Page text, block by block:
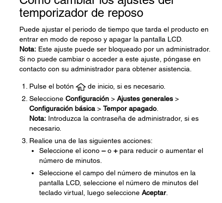
temporizador de reposo
Puede ajustar el periodo de tiempo que tarda el producto en
entrar en modo de reposo y apagar la pantalla LCD.
Nota: Este ajuste puede ser bloqueado por un administrador.
Si no puede cambiar o acceder a este ajuste, póngase en
contacto con su administrador para obtener asistencia.
Pulse el botón
de inicio, si es necesario.
Seleccione Configuración > Ajustes generales >
Configuración básica > Tempor apagado
Nota: Introduzca la contraseña de administrador, si es
necesario.
Realice una de las siguientes acciones:
Seleccione el icono –o +para reducir o aumentar el
número de minutos.
Seleccione el campo del número de minutos en la
pantalla LCD, seleccione el número de minutos del
teclado virtual, luego seleccione Aceptar.